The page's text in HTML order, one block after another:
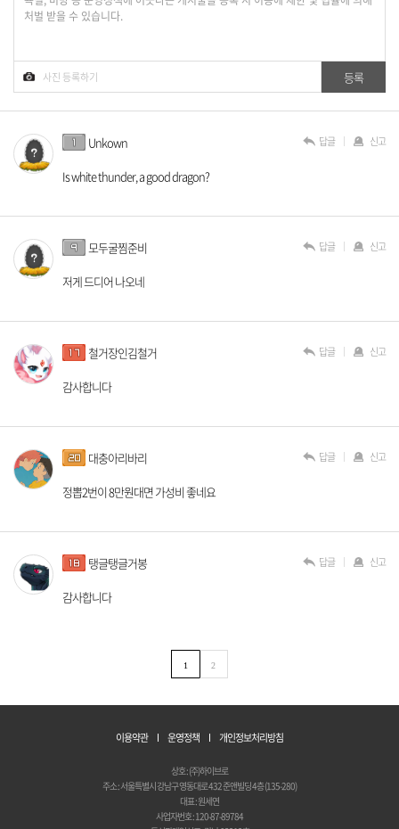
Unkown
Is white thunder, a good dragon?
답글 신고
모두굴찜준비
저게 드디어 나오네
답글 신고
철거장인김철거
감사합니다
답글 신고
대충아리바리
정뽑2번이 8만원대면 가성비 좋네요
답글 신고
탱글탱글거봉
감사합니다
답글 신고
1 2
이용약관 운영정책 개인정보처리방침
상호 : (주)하이브로
주소 : 서울특별시 강남구 영동대로 432 준앤빌딩 4층 (135-280)
대표 : 원세연
사업자번호 : 120-87-89784